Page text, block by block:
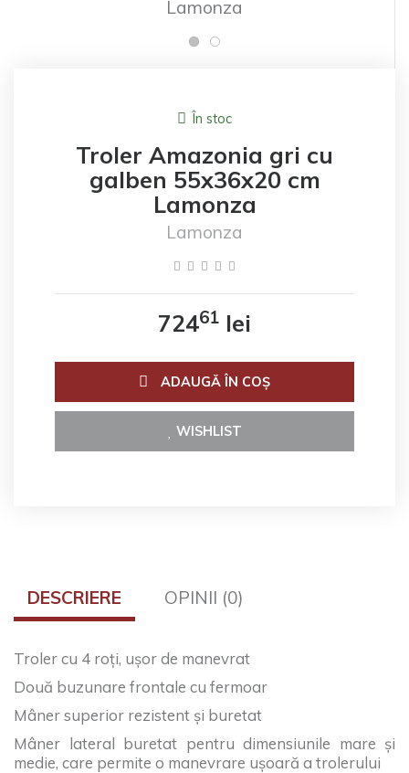
În stoc
Troler Amazonia gri cu
galben 55x36x20 cm
Lamonza
Lamonza
72461 lei
ADAUGĂ ÎN COŞ
WISHLIST
DESCRIERE OPINII (0)
Troler cu 4 roți, ușor de manevrat
Două buzunare frontale cu fermoar
Mâner superior rezistent și buretat
Mâner lateral buretat pentru dimensiunile mare și
medie, care permite o manevrare ușoară a trolerului